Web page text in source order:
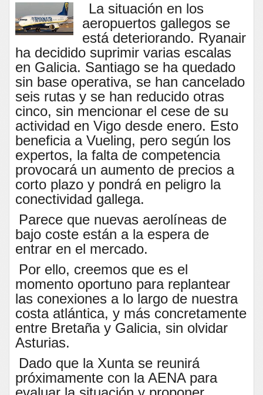
La situación en los
aeropuertos gallegos se
está deteriorando. Ryanair
ha decidido suprimir varias escalas
en Galicia. Santiago se ha quedado
sin base operativa, se han cancelado
seis rutas y se han reducido otras
cinco, sin mencionar el cese de su
actividad en Vigo desde enero. Esto
beneficia a Vueling, pero según los
expertos, la falta de competencia
provocará un aumento de precios a
corto plazo y pondrá en peligro la
conectividad gallega.
Parece que nuevas aerolíneas de
bajo coste están a la espera de
entrar en el mercado.
Por ello, creemos que es el
momento oportuno para replantear
las conexiones a lo largo de nuestra
costa atlántica, y más concretamente
entre Bretaña y Galicia, sin olvidar
Asturias.
Dado que la Xunta se reunirá
próximamente con la AENA para